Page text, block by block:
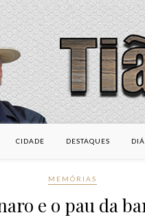
CIDADE DESTAQUES
MEMÓRIAS
e o pau da